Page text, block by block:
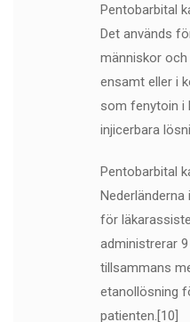
Pentobarbital
Det används
människor och
ensamt eller i
som fenytoin i
injicerbara
Pentobarbital
för
administrerar
tillsammans
etanollösning
patienten.[10]